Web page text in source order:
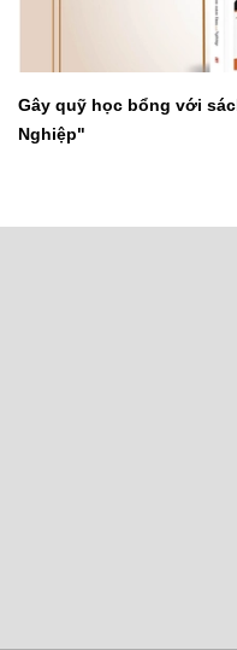
Gây quỹ học bổng với
Nghiệp"